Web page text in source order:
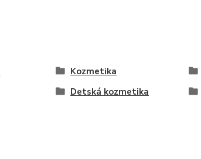
Kozmetika
Detská kozmetika